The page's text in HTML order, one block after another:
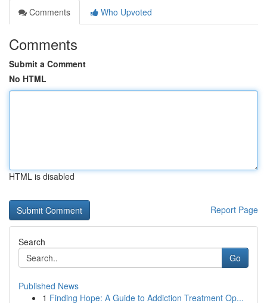
Comments
Who Upvoted
Comments
Submit a Comment
No HTML
HTML is disabled
Report Page
Search
Go
Published News
1 Finding Hope: A Guide to Addiction Treatment Op...